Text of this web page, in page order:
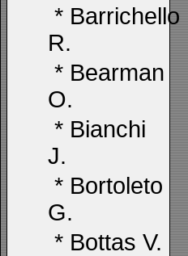
* Barrichello
R.
* Bearman
O.
* Bianchi
J.
* Bortoleto
G.
* Bottas V.